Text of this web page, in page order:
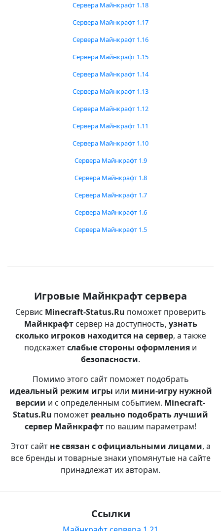
Сервера Майнкрафт 1.18
Сервера Майнкрафт 1.17
Сервера Майнкрафт 1.16
Сервера Майнкрафт 1.15
Сервера Майнкрафт 1.14
Сервера Майнкрафт 1.13
Сервера Майнкрафт 1.12
Сервера Майнкрафт 1.11
Сервера Майнкрафт 1.10
Сервера Майнкрафт 1.9
Сервера Майнкрафт 1.8
Сервера Майнкрафт 1.7
Сервера Майнкрафт 1.6
Сервера Майнкрафт 1.5
Игровые Майнкрафт сервера
Сервис Minecraft-Status.Ru поможет проверить
Майнкрафтсервер на доступность, узнать
сколько игроков находится на сервер, а также
подскажетслабые стороны оформления и
безопасности.
Помимо этого сайт поможет подобрать
идеальный режим игры или мини-игру нужной
версии и с определенным событием. Minecraft-
Status.Ru поможет реально подобрать лучший
сервер Майнкрафт по вашим параметрам!
Этот сайт не связан с официальными лицами, а
все бренды и товарные знаки упомянутые на сайте
принадлежат их авторам.
Ссылки